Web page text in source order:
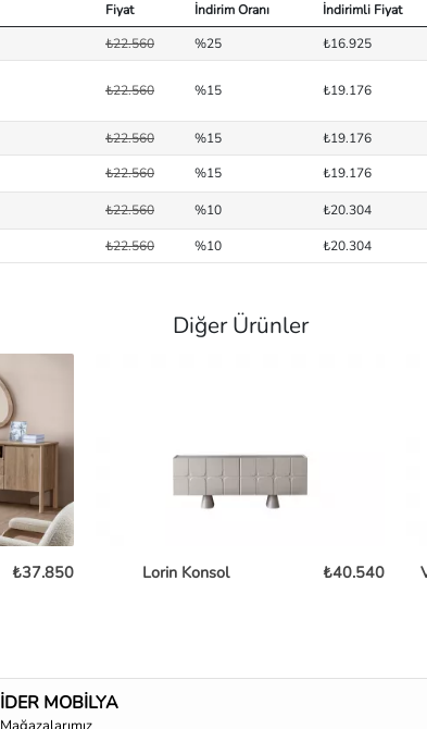
Fiyat İndirim Oranı İndirimli Fiyat
₺22.560 %25 ₺16.925
₺22.560 %15 ₺19.176
₺22.560 %15 ₺19.176
₺22.560 %15 ₺19.176
₺22.560 %10 ₺20.304
₺22.560 %10 ₺20.304
Diğer Ürünler
₺37.850 Lorin Konsol ₺40.540
İDER MOBİLYA